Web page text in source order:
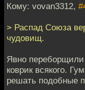
Кому: vovan3312,
> Распад Союза
чудовищ.
Явно
коврик всякого.
решать подобные